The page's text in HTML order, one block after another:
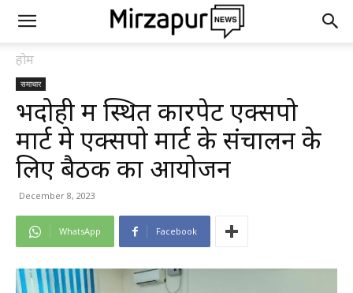
होम
समाचार
भदोही में स्थित कारपेट एक्सपो
मार्ट मे एक्सपो मार्ट के संचालन के
लिए बैठक का आयोजन
December 8, 2023
WhatsApp Facebook